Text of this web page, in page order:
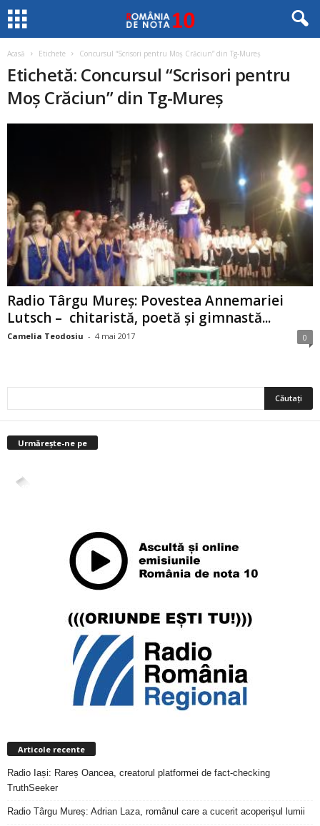
Acasă Etichete Concursul “Scrisori pentru Moş Crăciun” din Tg-Mureş
Etichetă: Concursul “Scrisori pentru
Moş Crăciun” din Tg-Mureş
Radio Târgu Mureş: Povestea Annemariei
Lutsch – chitaristă, poetă şi gimnastă...
Camelia Teodosiu - 4 mai 2017 0
Urmărește-ne pe
4,400
Articole recente
Radio Iași: Rareș Oancea, creatorul platformei de fact-checking
TruthSeeker
Radio Târgu Mureș: Adrian Laza, românul care a cucerit acoperișul lumii